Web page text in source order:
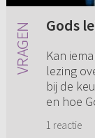
Gods
Kan
lezing
bij de
en hoe
1 reactie